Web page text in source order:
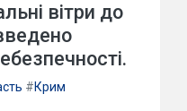
вітри до
#Крим